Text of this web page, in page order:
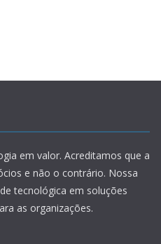
em valor. Acreditamos que a
e não o contrário. Nossa
tecnológica em soluções
as organizações.